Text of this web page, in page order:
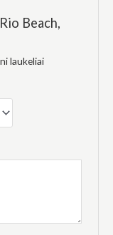
Beach,
laukeliai